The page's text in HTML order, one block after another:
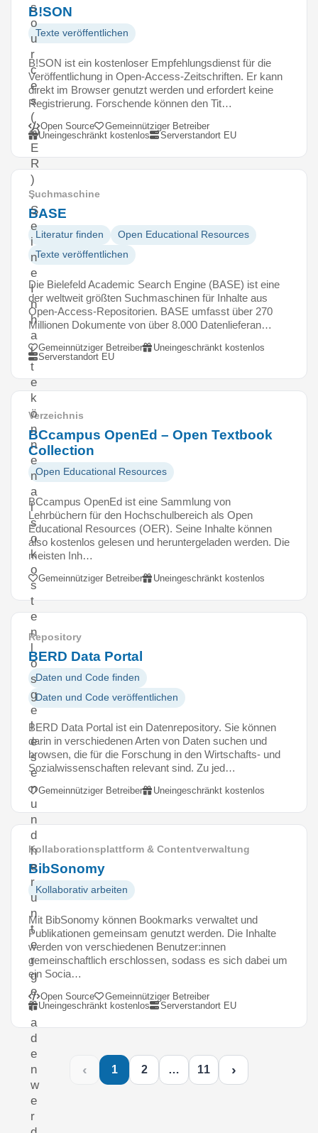
s
o
u
r
c
e
s
(
O
E
R
)
.
S
e
i
n
e
I
n
h
a
l
t
e
k
ö
n
n
e
n
a
l
s
o
k
o
s
t
e
n
l
o
s
g
e
l
e
s
e
n
u
n
d
h
e
r
u
n
t
e
r
g
e
l
a
d
e
n
w
e
r
B!SON
Texte veröffentlichen
B!SON ist ein kostenloser Empfehlungsdienst für die
Veröffentlichung in Open-Access-Zeitschriften. Er kann
direkt im Browser genutzt werden und erfordert keine
Registrierung. Forschende können den Tit…
Open Source
Gemeinnütziger Betreiber
Uneingeschränkt kostenlos
Serverstandort EU
Suchmaschine
BASE
Literatur finden
Open Educational Resources
Texte veröffentlichen
Die Bielefeld Academic Search Engine (BASE) ist eine
der weltweit größten Suchmaschinen für Inhalte aus
Open-Access-Repositorien. BASE umfasst über 270
Millionen Dokumente von über 8.000 Datenlieferan…
Gemeinnütziger Betreiber
Uneingeschränkt kostenlos
Serverstandort EU
Verzeichnis
BCcampus OpenEd – Open Textbook
Collection
Open Educational Resources
BCcampus OpenEd ist eine Sammlung von
Lehrbüchern für den Hochschulbereich als Open
Educational Resources (OER). Seine Inhalte können
also kostenlos gelesen und heruntergeladen werden. Die
meisten Inh…
Gemeinnütziger Betreiber Uneingeschränkt kostenlos
Repository
BERD Data Portal
Daten und Code finden
Daten und Code veröffentlichen
BERD Data Portal ist ein Datenrepository. Sie können
darin in verschiedenen Arten von Daten suchen und
browsen, die für die Forschung in den Wirtschafts- und
Sozialwissenschaften relevant sind. Zu jed…
Gemeinnütziger Betreiber Uneingeschränkt kostenlos
Kollaborationsplattform & Contentverwaltung
BibSonomy
Kollaborativ arbeiten
Mit BibSonomy können Bookmarks verwaltet und
Publikationen gemeinsam genutzt werden. Die Inhalte
werden von verschiedenen Benutzer:innen
gemeinschaftlich erschlossen, sodass es sich dabei um
ein Socia…
Open Source
Gemeinnütziger Betreiber
Uneingeschränkt kostenlos
Serverstandort EU
‹ 1 2 … 11 ›